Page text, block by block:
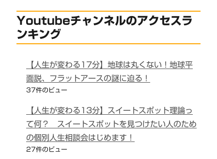
Youtubeチャンネルのアクセスラ
ンキング
【人生が変わる17分】地球は丸くない！地球平
面説、フラットアースの謎に迫る！
37件のビュー
【人生が変わる13分】スイートスポット理論っ
て何？ スイートスポットを見つけたい人のため
の個別人生相談会はじめます！
27件のビュー